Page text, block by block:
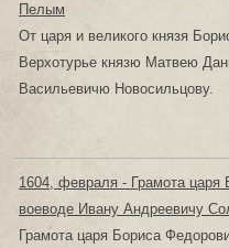
Пелым
От царя и великого князя
Верхотурье князю Матвею
Васильевичю Новосильцову.
1604, февраля - Грамота
воеводе Ивану Андреевичу
Грамота царя Бориса